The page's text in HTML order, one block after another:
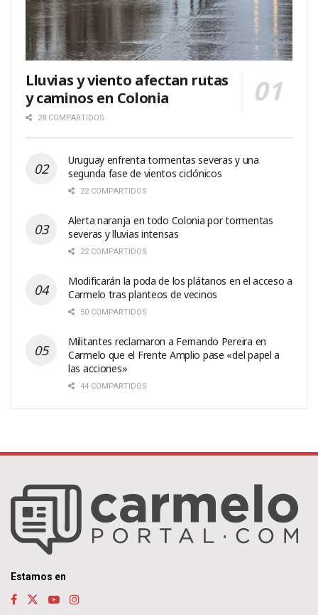
Lluvias y viento afectan rutas
y caminos en Colonia
28 COMPARTIDOS
Uruguay enfrenta tormentas severas y una
segunda fase de vientos ciclónicos
22 COMPARTIDOS
Alerta naranja en todo Colonia por tormentas
severas y lluvias intensas
22 COMPARTIDOS
Modificarán la poda de los plátanos en el acceso a
Carmelo tras planteos de vecinos
50 COMPARTIDOS
Militantes reclamaron a Fernando Pereira en
Carmelo que el Frente Amplio pase «del papel a
las acciones»
44 COMPARTIDOS
Estamos en